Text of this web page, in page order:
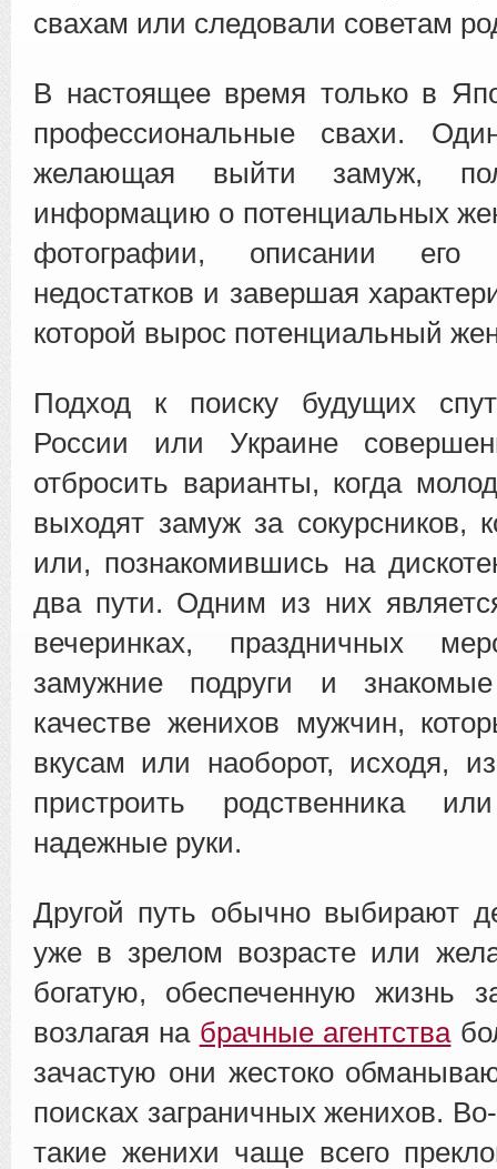
свахам или следовали советам
В настоящее время только в
профессиональные свахи.
желающая выйти замуж,
информацию о потенциальных
фотографии, описании его
недостатков и завершая
которой вырос потенциальный
Подход к поиску будущих
России или Украине
отбросить варианты, когда
выходят замуж за сокурсников,
или, познакомившись на
два пути. Одним из них
вечеринках, праздничных
замужние подруги и
качестве женихов мужчин,
вкусам или наоборот, исходя,
пристроить родственника
надежные руки.
Другой путь обычно выбирают
уже в зрелом возрасте или
богатую, обеспеченную жизнь
возлагая на брачные агентства
зачастую они жестоко
поисках заграничных женихов.
такие женихи чаще всего